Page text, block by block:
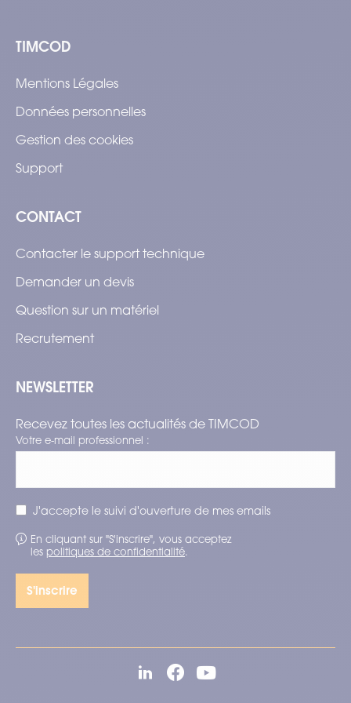
TIMCOD
Mentions Légales
Données personnelles
Gestion des cookies
Support
CONTACT
Contacter le support technique
Demander un devis
Question sur un matériel
Recrutement
NEWSLETTER
Recevez toutes les actualités de TIMCOD
Votre e-mail professionnel :
J'accepte le suivi d'ouverture de mes emails
En cliquant sur "S'inscrire", vous acceptez
les politiques de confidentialité.